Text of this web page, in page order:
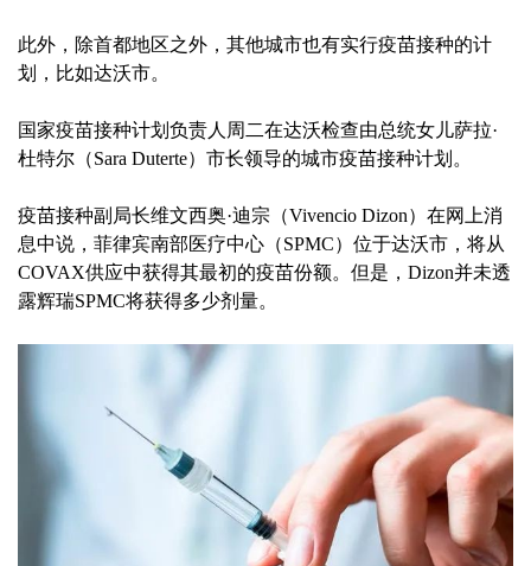
此外，除首都地区之外，其他城市也有实行疫苗接种的计
划，比如达沃市。
国家疫苗接种计划负责人周二在达沃检查由总统女儿萨拉·
杜特尔（Sara Duterte）市长领导的城市疫苗接种计划。
疫苗接种副局长维文西奥·迪宗（Vivencio Dizon）在网上消
息中说，菲律宾南部医疗中心（SPMC）位于达沃市，将从
COVAX供应中获得其最初的疫苗份额。但是，Dizon并未透
露辉瑞SPMC将获得多少剂量。